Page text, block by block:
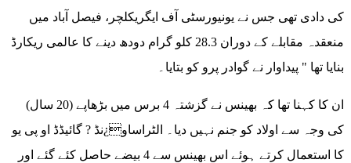
کی دادی تھی جس نے یونیورسٹی آف ایگریکلچر، فیصل آباد میں
منعقدہ مقابلے کے دوران 28.3 کلو گرام دودھ دینے کا عالمی ریکارڈ
بنایا تھا " پیداوار نے گوادر پرو کو بتایا۔
ان کا کہنا تھا کہ بھینس نے گزشتہ 4 برس میں بڑھاپے (20 سال)
کی وجہ سے اولاد کو جنم نہیں دیا۔ الٹراساو¿نڈ ? گائیڈڈ او پی یو
کا استعمال کرتے ہوئے اس بھینس سے 4 بیضے حاصل کئے گئے اور